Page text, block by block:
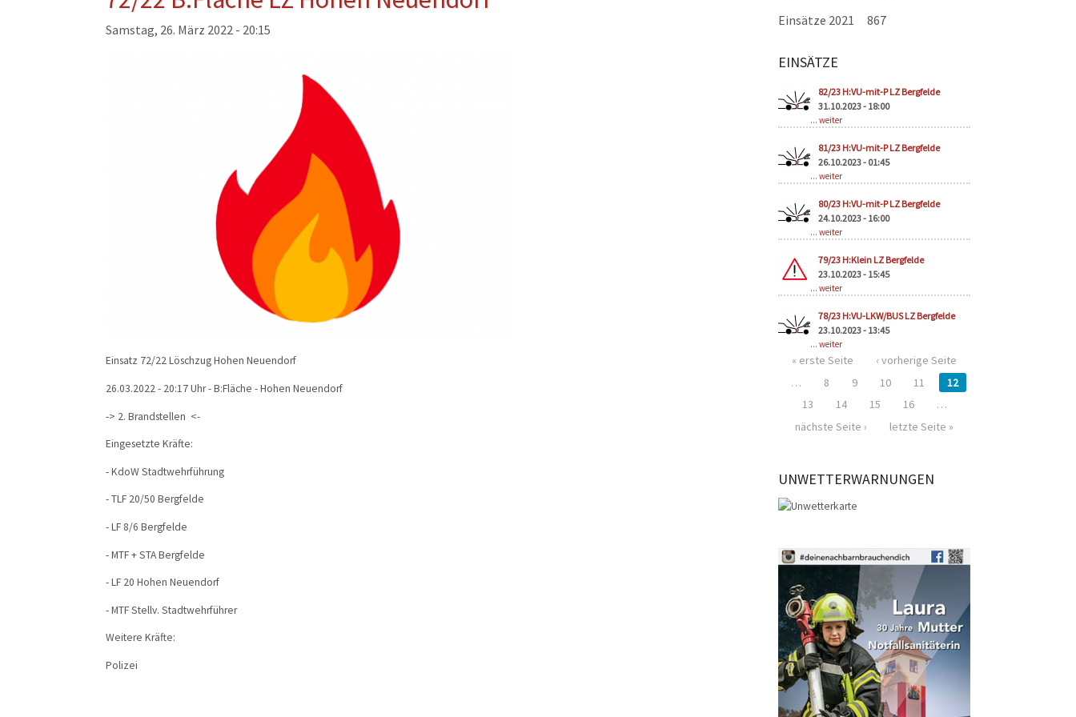
Alters- und Ehrenabteilung
Samstag, 26. März 2022 - 20:15
Einsatz 72/22 Löschzug Hohen Neuendorf
26.03.2022 - 20:17 Uhr - B:Fläche - Hohen Neuendorf
-> 2. Brandstellen <-
Eingesetzte Kräfte:
- KdoW Stadtwehrführung
- TLF 20/50 Bergfelde
- LF 8/6 Bergfelde
- MTF + STA Bergfelde
- LF 20 Hohen Neuendorf
- MTF Stellv. Stadtwehrführer
Weitere Kräfte:
Polizei
Einsätze 2021 867
EINSÄTZE
82/23 H:VU-mit-P LZ Bergfelde
31.10.2023 - 18:00
... weiter
81/23 H:VU-mit-P LZ Bergfelde
26.10.2023 - 01:45
... weiter
80/23 H:VU-mit-P LZ Bergfelde
24.10.2023 - 16:00
... weiter
79/23 H:Klein LZ Bergfelde
23.10.2023 - 15:45
... weiter
78/23 H:VU-LKW/BUS LZ Bergfelde
23.10.2023 - 13:45
... weiter
Seiten
« erste Seite
‹ vorherige Seite
…
8 9 10 11
12
13
14 15 16
…
nächste Seite ›
letzte Seite »
UNWETTERWARNUNGEN